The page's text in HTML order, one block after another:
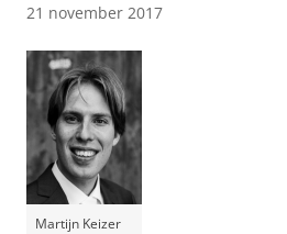
21 november 2017
Martijn Keizer